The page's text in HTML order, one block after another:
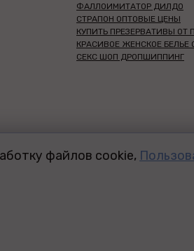
ФАЛЛОИМИТАТОР ДИЛДО
СТРАПОН ОПТОВЫЕ ЦЕНЫ
КУПИТЬ ПРЕЗЕРВАТИВЫ ОТ
КРАСИВОЕ ЖЕНСКОЕ БЕЛЬЕ
СЕКС ШОП ДРОПШИППИНГ
файлов cookie,